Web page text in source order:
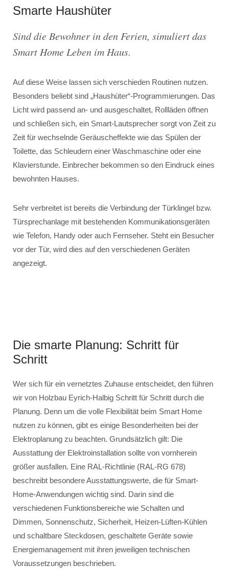
Smarte Haushüter
Sind die Bewohner in den Ferien, simuliert das
Smart Home Leben im Haus.
Auf diese Weise lassen sich verschieden Routinen nutzen.
Besonders beliebt sind „Haushüter“-Programmierungen. Das
Licht wird passend an- und ausgeschaltet, Rollläden öffnen
und schließen sich, ein Smart-Lautsprecher sorgt von Zeit zu
Zeit für wechselnde Geräuscheffekte wie das Spülen der
Toilette, das Schleudern einer Waschmaschine oder eine
Klavierstunde. Einbrecher bekommen so den Eindruck eines
bewohnten Hauses.
Sehr verbreitet ist bereits die Verbindung der Türklingel bzw.
Türsprechanlage mit bestehenden Kommunikationsgeräten
wie Telefon, Handy oder auch Fernseher. Steht ein Besucher
vor der Tür, wird dies auf den verschiedenen Geräten
angezeigt.
Die smarte Planung: Schritt für
Schritt
Wer sich für ein vernetztes Zuhause entscheidet, den führen
wir von Holzbau Eyrich-Halbig Schritt für Schritt durch die
Planung. Denn um die volle Flexibilität beim Smart Home
nutzen zu können, gibt es einige Besonderheiten bei der
Elektroplanung zu beachten. Grundsätzlich gilt: Die
Ausstattung der Elektroinstallation sollte von vornherein
größer ausfallen. Eine RAL-Richtlinie (RAL-RG 678)
beschreibt besondere Ausstattungswerte, die für Smart-
Home-Anwendungen wichtig sind. Darin sind die
verschiedenen Funktionsbereiche wie Schalten und
Dimmen, Sonnenschutz, Sicherheit, Heizen-Lüften-Kühlen
und schaltbare Steckdosen, geschaltete Geräte sowie
Energiemanagement mit ihren jeweiligen technischen
Voraussetzungen beschrieben.